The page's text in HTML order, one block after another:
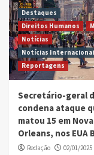
Destaques
Direitos Humanos
Notícias
Notícias
Reportagens
Secretário-geral
condena ataque
matou 15 em Nova
Orleans, nos EUA
Redação 02/01/2025